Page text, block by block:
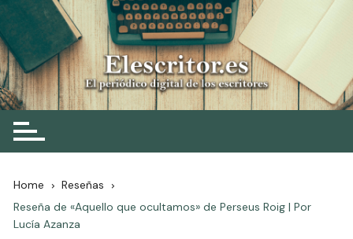
Skip
to
content
Elescritor.es
El periódico digital de los escritores
Home
Reseñas
Reseña de «Aquello que ocultamos» de Perseus Roig | Por
Lucía Azanza